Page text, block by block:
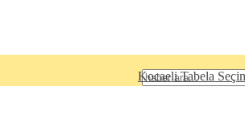
Kocaeli Tabela